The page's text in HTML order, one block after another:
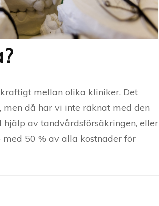
mellan olika kliniker. Det
då har vi inte räknat med den
hjälp av tandvårdsförsäkringen, eller
50 % av alla kostnader för